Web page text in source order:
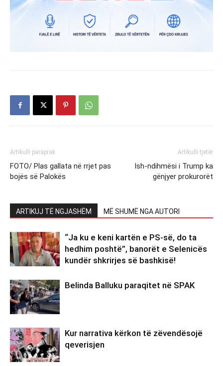
Artikulli paraprak
FOTO/ Plas gallata në rrjet pas
bojës së Palokës
Artikulli tjetër
Ish-ndihmësi i Trump ka
gënjyer prokurorët
ARTIKUJ TË NGJASHËM MË SHUMË NGA AUTORI
“Ja ku e keni kartën e PS-së, do ta
hedhim poshtë”, banorët e Selenicës
kundër shkrirjes së bashkisë!
Belinda Balluku paraqitet në SPAK
Kur narrativa kërkon të zëvendësojë
qeverisjen